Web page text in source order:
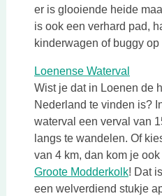
er is glooiende heide
is ook een verhard pad,
kinderwagen of buggy op
Loenense Waterval Deze
Wist je dat in Loenen de
Nederland te vinden is?
waterval een verval van
langs te wandelen. Of
van 4 km, dan kom je
Groote ModderkolkDeze
! Dat
een welverdiend stukje